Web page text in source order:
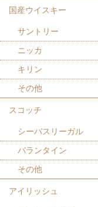
国産ウイスキー
サントリー
ニッカ
キリン
その他
スコッチ
シーバスリーガル
バランタイン
その他
アイリッシュ